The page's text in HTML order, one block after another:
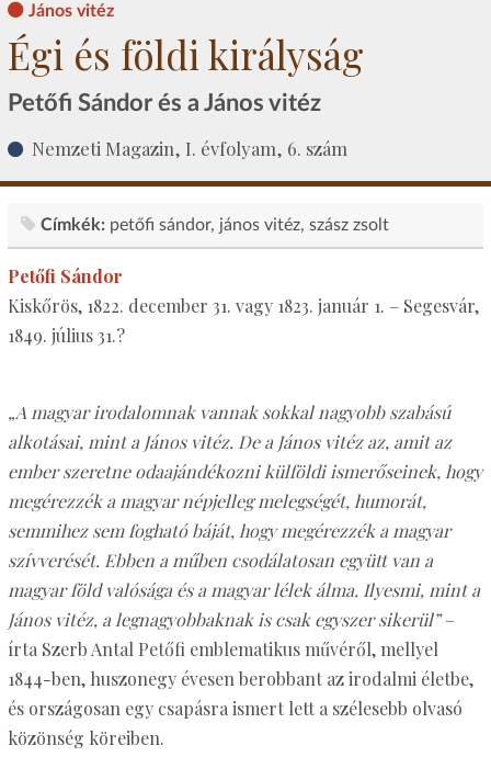
János vitéz
Égi és földi királyság
Petőfi Sándor és a János vitéz
Nemzeti Magazin, I. évfolyam, 6. szám
Címkék: petőfi sándor jános vitéz szász zsolt
Petőfi Sándor
Kiskőrös, 1822. december 31. vagy 1823. január 1. – Segesvár,
1849. július 31.?
„A magyar irodalomnak vannak sokkal nagyobb szabású
alkotásai, mint a János vitéz. De a János vitéz az, amit az
ember szeretne odaajándékozni külföldi ismerőseinek, hogy
megérezzék a magyar népjelleg melegségét, humorát,
semmihez sem fogható báját, hogy megérezzék a magyar
szívverését. Ebben a műben csodálatosan együtt van a
magyar föld valósága és a magyar lélek álma. Ilyesmi, mint a
János vitéz, a legnagyobbaknak is csak egyszer sikerül”–
írta Szerb Antal Petőfi emblematikus művéről, mellyel
1844-ben, huszonegy évesen berobbant az irodalmi életbe,
és országosan egy csapásra ismert lett a szélesebb olvasó
közönség köreiben.